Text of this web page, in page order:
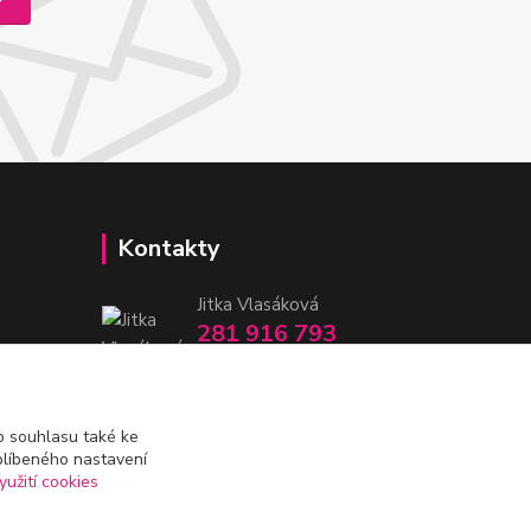
Kontakty
Jitka Vlasáková
281 916 793
souhlasu také ke
nastavení
cookies